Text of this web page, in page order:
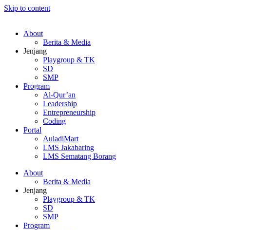
Skip to content
About
Berita & Media
Jenjang
Playgroup & TK
SD
SMP
Program
Al-Qur’an
Leadership
Entrepreneurship
Coding
Portal
AuladiMart
LMS Jakabaring
LMS Sematang Borang
About
Berita & Media
Jenjang
Playgroup & TK
SD
SMP
Program